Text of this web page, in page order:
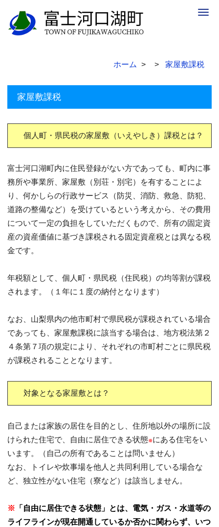
ホーム 家屋敷課税
家屋敷課税
個人町・県民税の家屋敷（いえやしき）課税とは？
富士河口湖町内に住民登録がない方であっても、町内に事
務所や事業所、家屋敷（別荘・別宅）を有することによ
り、何かしらの行政サービス（防災、消防、救急、防犯、
道路の整備など）を受けているという考えから、その費用
について一定の負担をしていただくもので、所有の固定資
産の資産価値に基づき課税される固定資産税とは異なる税
金です。
年税額として、個人町・県民税（住民税）の均等割が課税
されます。（１年に１度の納付となります）
なお、山梨県内の他市町村で県民税が課税されている場合
であっても、家屋敷課税に該当する場合は、地方税法第２
４条第７項の規定により、それぞれの市町村ごとに県民税
が課税されることとなります。
対象となる家屋敷とは？
自己または家族の居住を目的とし、住所地以外の場所に設
けられた住宅で、自由に居住できる状態※ にある住宅をい
います。（自己の所有であることは問いません）
なお、トイレや炊事場を他人と共同利用している場合な
ど、独立性がない住宅（寮など）は該当しません。
※ 「自由に居住できる状態」とは、電気・ガス・水道等の
ライフラインが現在開通しているか否かに関わらず、いつ